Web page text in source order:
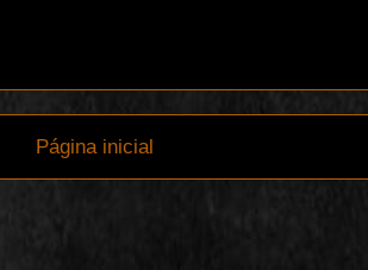
Página inicial